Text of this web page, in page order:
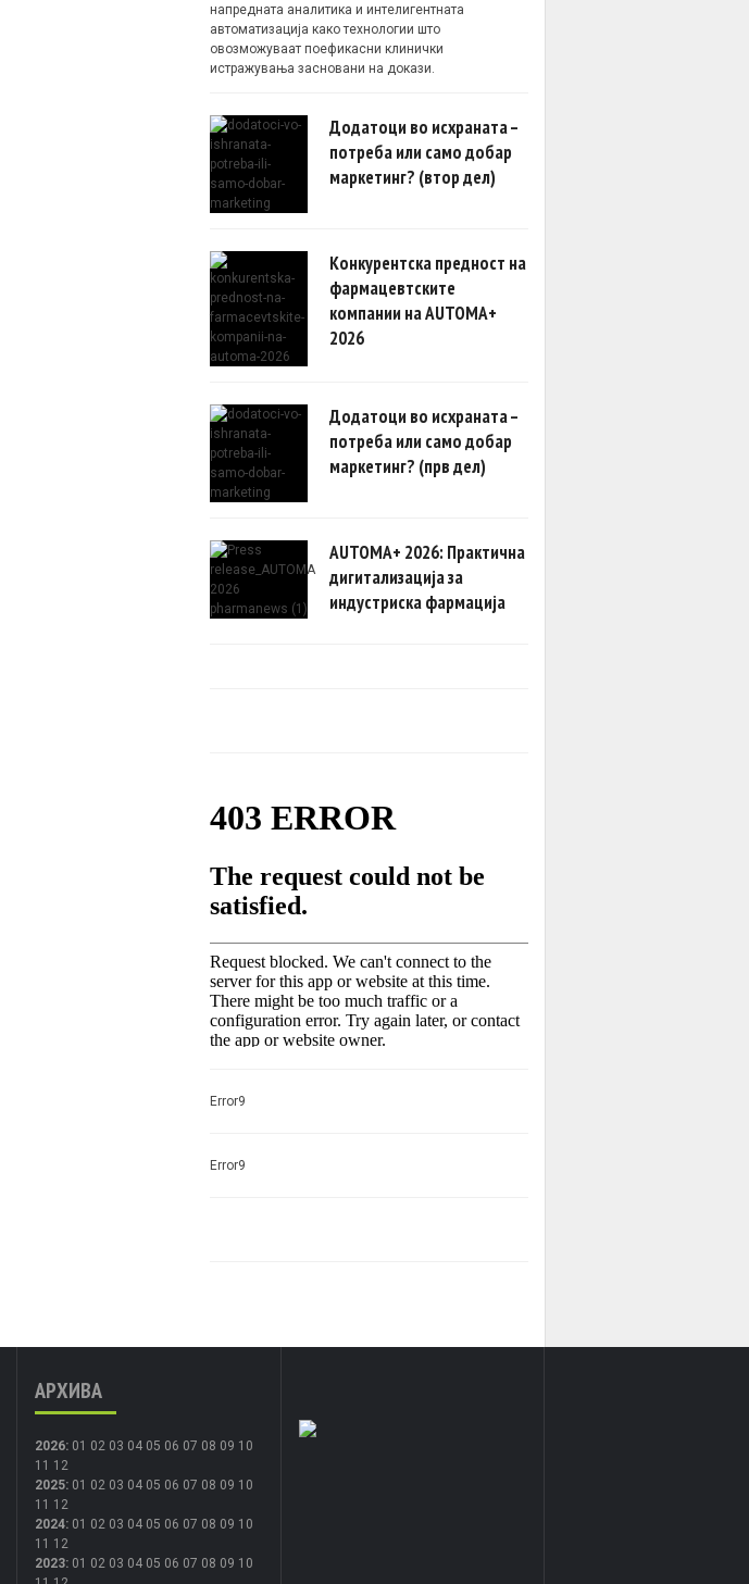
напредната аналитика и интелигентната
автоматизација како технологии што
овозможуваат поефикасни клинички
истражувања засновани на докази.
Додатоци во исхраната –
потреба или само добар
маркетинг? (втор дел)
Конкурентска предност на
фармацевтските
компании на AUTOMA+
2026
Додатоци во исхраната –
потреба или само добар
маркетинг? (прв дел)
AUTOMA+ 2026: Практична
дигитализација за
индустриска фармација
Error9
Error9
АРХИВА
2026: 01 02 03 04 05 06 07 08 09 10
11 12
2025: 01 02 03 04 05 06 07 08 09 10
11 12
2024: 01 02 03 04 05 06 07 08 09 10
11 12
2023: 01 02 03 04 05 06 07 08 09 10